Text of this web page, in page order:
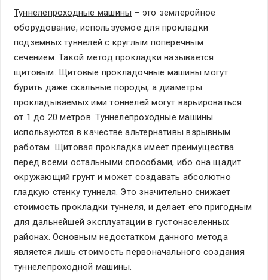
Туннелепроходные машины – это землеройное
оборудование, используемое для прокладки
подземных туннелей с круглым поперечным
сечением. Такой метод прокладки называется
щитовым. Щитовые прокладочные машины могут
бурить даже скальные породы, а диаметры
прокладываемых ими тоннелей могут варьироваться
от 1 до 20 метров. Туннелепроходные машины
используются в качестве альтернативы взрывным
работам. Щитовая прокладка имеет преимущества
перед всеми остальными способами, ибо она щадит
окружающий грунт и может создавать абсолютно
гладкую стенку туннеля. Это значительно снижает
стоимость прокладки туннеля, и делает его пригодным
для дальнейшей эксплуатации в густонаселенных
районах. Основным недостатком данного метода
является лишь стоимость первоначального создания
туннелепроходной машины.